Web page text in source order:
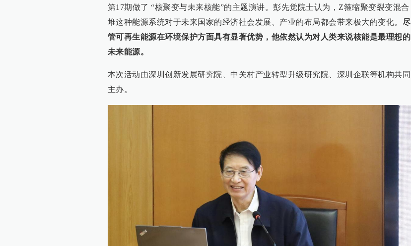
第17期做了 “核聚变与未来核能”的主题演讲。彭先觉院士认为，Z箍缩聚变裂变混合
堆这种能源系统对于未来国家的经济社会发展、产业的布局都会带来极大的变化。 尽
管可再生能源在环境保护方面具有显著优势，他依然认为对人类来说核能是最理想的
未来能源。
本次活动由深圳创新发展研究院、中关村产业转型升级研究院、深圳企联等机构共同
主办。